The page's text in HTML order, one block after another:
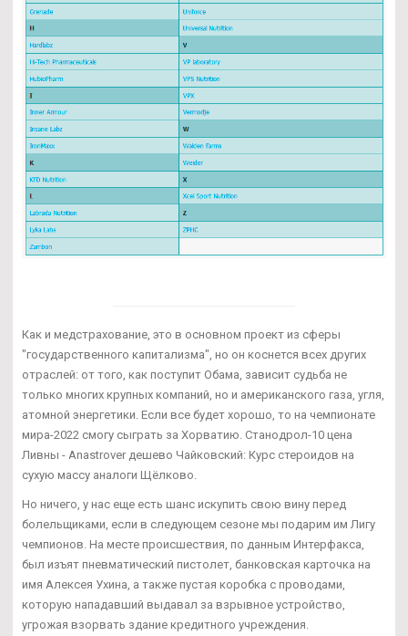
Как и медстрахование, это в основном проект из сферы
"государственного капитализма", но он коснется всех других
отраслей: от того, как поступит Обама, зависит судьба не
только многих крупных компаний, но и американского газа, угля,
атомной энергетики. Если все будет хорошо, то на чемпионате
мира-2022 смогу сыграть за Хорватию. Станодрол-10 цена
Ливны - Anastrover дешево Чайковский: Курс стероидов на
сухую массу аналоги Щёлково.
Но ничего, у нас еще есть шанс искупить свою вину перед
болельщиками, если в следующем сезоне мы подарим им Лигу
чемпионов. На месте происшествия, по данным Интерфакса,
был изъят пневматический пистолет, банковская карточка на
имя Алексея Ухина, а также пустая коробка с проводами,
которую нападавший выдавал за взрывное устройство,
угрожая взорвать здание кредитного учреждения.